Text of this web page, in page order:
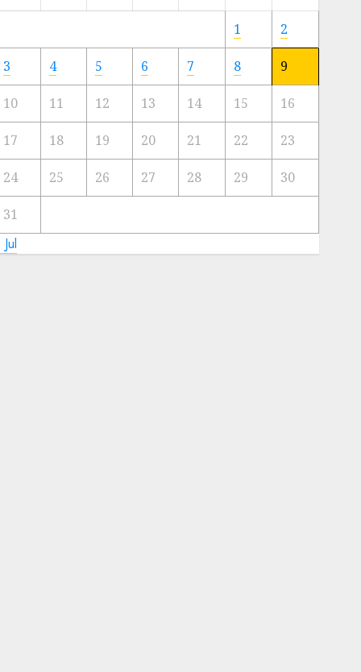
Artis
Kota
23/11/2024
0
1 2
3 4 5 6 7 8 9
10 11 12 13 14 15 16
17 18 19 20 21 22 23
24 25 26 27 28 29 30
31